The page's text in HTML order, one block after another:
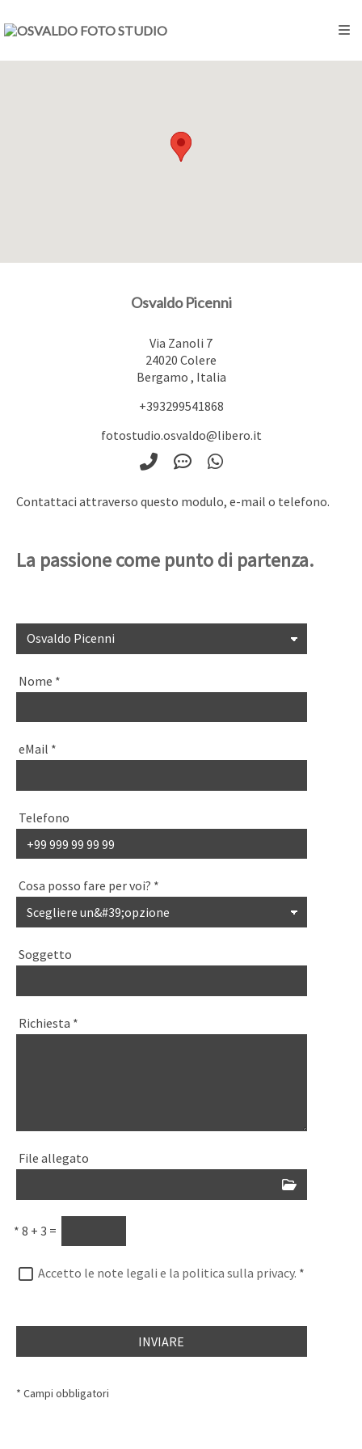
Osvaldo Picenni
Via Zanoli 7
24020 Colere
Bergamo , Italia
+393299541868
fotostudio.osvaldo@libero.it
Contattaci attraverso questo modulo, e-mail o telefono.
La passione come punto di partenza.
Nome *
eMail *
Telefono
Cosa posso fare per voi? *
Soggetto
Richiesta *
File allegato
* 8 + 3 =
Accetto le note legali e la politica sulla privacy. *
INVIARE
* Campi obbligatori